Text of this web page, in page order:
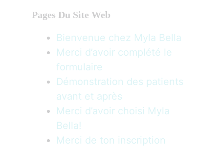
Pages Du Site Web
Bienvenue chez Myla Bella
Merci d’avoir complété le
formulaire
​Démonstration des patients
avant et après
Merci d’avoir choisi Myla
Bella!
Merci de ton inscription